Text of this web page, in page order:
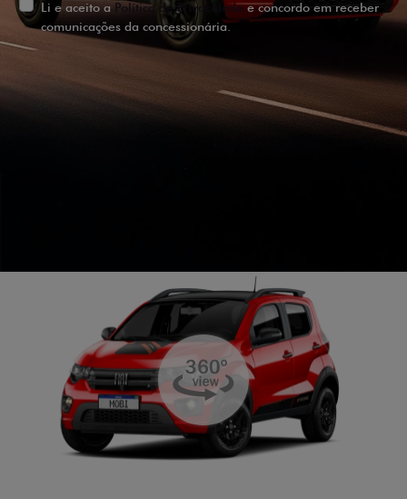
Li e aceito aPolítica de Privacidadee concordo em receber
comunicações da concessionária.